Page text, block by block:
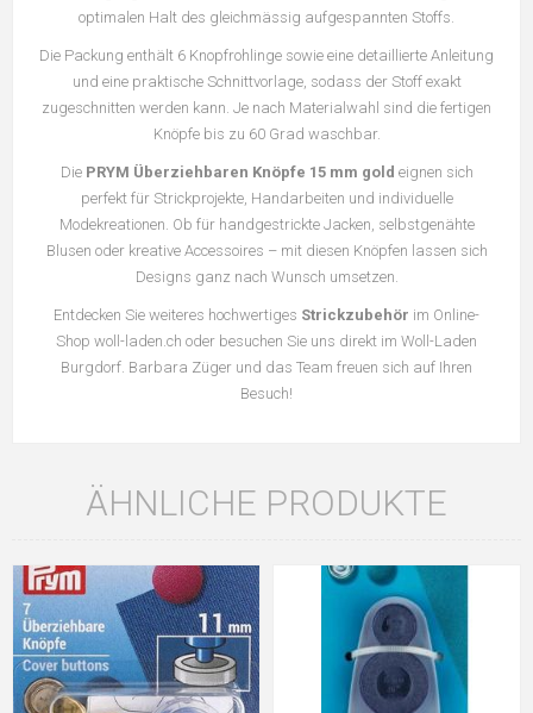
optimalen Halt des gleichmässig aufgespannten Stoffs.
Die Packung enthält 6 Knopfrohlinge sowie eine detaillierte Anleitung
und eine praktische Schnittvorlage, sodass der Stoff exakt
zugeschnitten werden kann. Je nach Materialwahl sind die fertigen
Knöpfe bis zu 60 Grad waschbar.
Die PRYM Überziehbaren Knöpfe 15 mm gold eignen sich
perfekt für Strickprojekte, Handarbeiten und individuelle
Modekreationen. Ob für handgestrickte Jacken, selbstgenähte
Blusen oder kreative Accessoires – mit diesen Knöpfen lassen sich
Designs ganz nach Wunsch umsetzen.
Entdecken Sie weiteres hochwertiges Strickzubehör im Online-
Shop woll-laden.ch oder besuchen Sie uns direkt im Woll-Laden
Burgdorf. Barbara Züger und das Team freuen sich auf Ihren
Besuch!
ÄHNLICHE PRODUKTE